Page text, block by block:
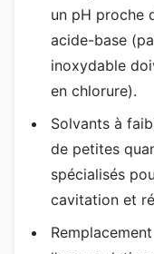
un pH proche
acide-base
inoxydable
en chlorure).
Solvants à
de petites
spécialisés
cavitation et